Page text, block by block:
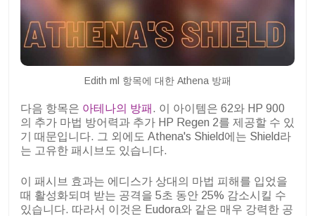
Edith ml 항목에 대한 Athena 방패
다음 항목은 아테나의 방패 . 이 아이템은 62와 HP 900
의 추가 마법 방어력과 추가 HP Regen 2를 제공할 수 있
기 때문입니다. 그 외에도 Athena's Shield에는 Shield라
는 고유한 패시브도 있습니다.
이 패시브 효과는 에디스가 상대의 마법 피해를 입었을
때 활성화되며 받는 공격을 5초 동안 25% 감소시킬 수
있습니다. 따라서 이것은 Eudora와 같은 매우 강력한 공